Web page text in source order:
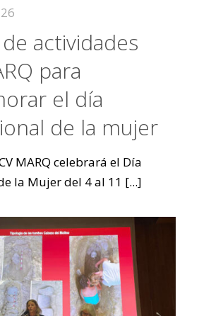
actividades
para
el día
de la mujer
MARQ celebrará el Día
la Mujer del 4 al 11 [...]